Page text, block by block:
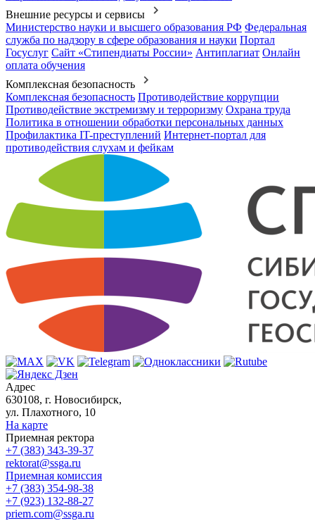
Внешние ресурсы и сервисы
Министерство науки и высшего образования РФ Федеральная
служба по надзору в сфере образования и науки Портал
Госуслуг Сайт «Стипендиаты России» Антиплагиат Онлайн
оплата обучения
Комплексная безопасность
Комплексная безопасность Противодействие коррупции
Противодействие экстремизму и терроризму Охрана труда
Политика в отношении обработки персональных данных
Профилактика IT-преступлений Интернет-портал для
противодействия слухам и фейкам
Адрес
630108, г. Новосибирск,
ул. Плахотного, 10
На карте
Приемная ректора
+7 (383) 343-39-37
rektorat@ssga.ru
Приемная комиссия
+7 (383) 354-98-38
+7 (923) 132-88-27
priem.com@ssga.ru